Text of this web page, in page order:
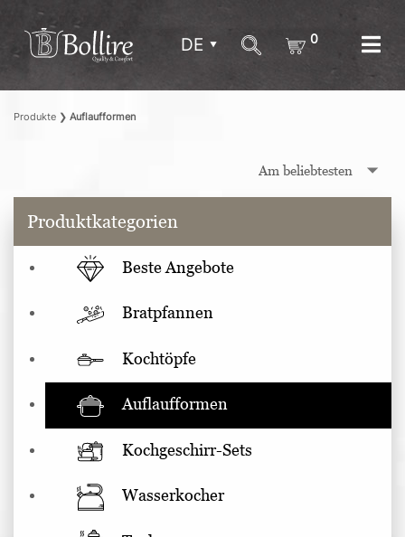
DE 0
Produkte ❯ Auflaufformen
Produktkategorien
Beste Angebote
Bratpfannen
Kochtöpfe
Auflaufformen
Kochgeschirr-Sets
Wasserkocher